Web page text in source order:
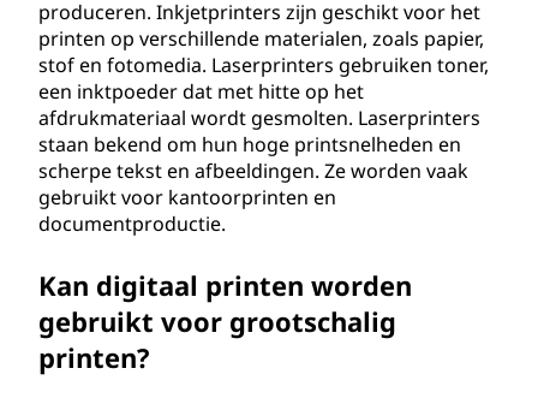
produceren. Inkjetprinters zijn geschikt voor het
printen op verschillende materialen, zoals papier,
stof en fotomedia. Laserprinters gebruiken toner,
een inktpoeder dat met hitte op het
afdrukmateriaal wordt gesmolten. Laserprinters
staan bekend om hun hoge printsnelheden en
scherpe tekst en afbeeldingen. Ze worden vaak
gebruikt voor kantoorprinten en
documentproductie.
Kan digitaal printen worden
gebruikt voor grootschalig
printen?